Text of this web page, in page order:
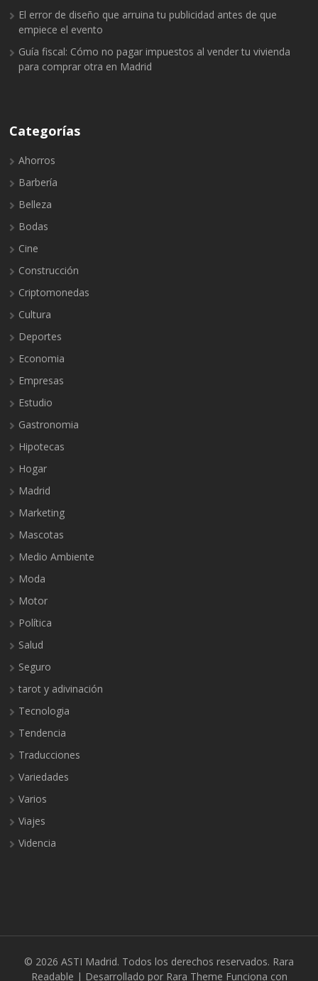
El error de diseño que arruina tu publicidad antes de que
empiece el evento
Guía fiscal: Cómo no pagar impuestos al vender tu vivienda
para comprar otra en Madrid
Categorías
Ahorros
Barbería
Belleza
Bodas
Cine
Construcción
Criptomonedas
Cultura
Deportes
Economia
Empresas
Estudio
Gastronomia
Hipotecas
Hogar
Madrid
Marketing
Mascotas
Medio Ambiente
Moda
Motor
Política
Salud
Seguro
tarot y adivinación
Tecnologia
Tendencia
Traducciones
Variedades
Varios
Viajes
Videncia
© 2026 ASTI Madrid. Todos los derechos reservados. Rara
Readable | Desarrollado por Rara Theme Funciona con